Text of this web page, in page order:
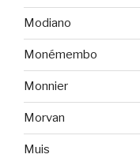
Modiano
Monémembo
Monnier
Morvan
Muis